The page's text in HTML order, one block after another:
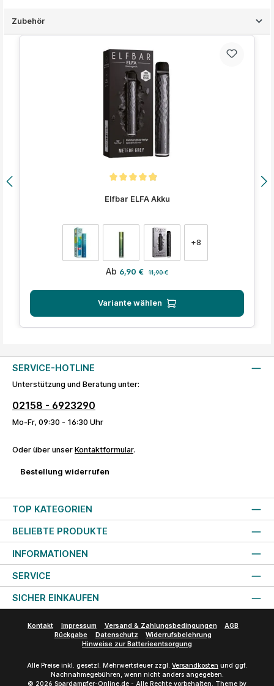
Zubehör
Produktgalerie überspringen
Elfbar ELFA Akku
auswählen
+8
Verkaufspreis:
Ab 6,90 € 11,90 €
Variante wählen
SERVICE-HOTLINE
Unterstützung und Beratung unter:
02158 - 6923290
Mo-Fr, 09:30 - 16:30 Uhr
Oder über unser Kontaktformular.
Bestellung widerrufen
TOP KATEGORIEN
BELIEBTE PRODUKTE
INFORMATIONEN
SERVICE
SICHER EINKAUFEN
Kontakt Impressum Versand & Zahlungsbedingungen
AGB
Rückgabe
Datenschutz
Widerrufsbelehrung
Hinweise zur Batterieentsorgung
Alle Preise inkl. gesetzl. Mehrwertsteuer zzgl. Versandkosten und ggf.
Nachnahmegebühren, wenn nicht anders angegeben.
© 2026 Spardampfer-Online.de - Alle Rechte vorbehalten. Theme by